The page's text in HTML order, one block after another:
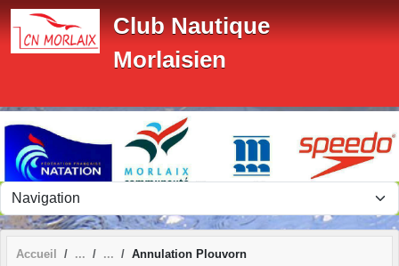
Club Nautique
Morlaisien
Accueil Annulation Plouvorn
Panneau de gestion des cookies